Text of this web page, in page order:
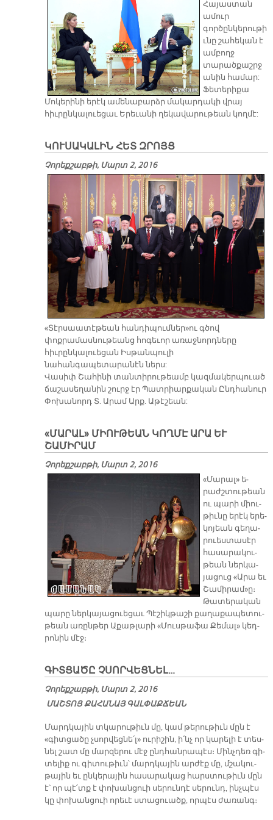
Հայաստան
ամուր
գործընկերութի
ւնը շահեկան է
ամբողջ
տարածքաշրջ
անին համար:
Ֆետերիքա
Մոկերինի երէկ ամենաբարձր մակարդակի վրայ
հիւրընկալուեցաւ Երեւանի ղեկավարութեան կողմէ:
ԿՈՒՍԱԿԱԼԻՆ ՀԵՏ ԶՐՈՅՑ
Չորեքշաբթի, Մարտ 2, 2016
«Տէրսաատէթեան հանդիպումներ»ու գծով
փոքրամասնութեանց հոգեւոր առաջնորդները
հիւրընկալուեցան Իսթանպուլի
նահանգապետարանէն ներս:
Վասիփ Շահինի տանտիրութեամբ կազմակերպուած
ճաշասեղանին շուրջ էր Պատրիարքական Ընդհանուր
Փոխանորդ Տ. Արամ Արք. Աթէշեան:
«ՄԱՐԱԼ» ՄԻՈՒԹԵԱՆ ԿՈՂՄԷ ԱՐԱ ԵՒ
ՇԱՄԻՐԱՄ
Չորեքշաբթի, Մարտ 2, 2016
«Մա­րալ» ե­
րաժշ­տու­թեան
ու պա­րի միու­
թիւ­նը ե­րէկ ե­րե­
կո­յեան գե­ղա­
րուես­տա­սէր
հա­սա­րա­կու­
թեան ներ­կա­
յա­ցուց «Ա­րա եւ
Շա­մի­րամ»ը։
Թա­տե­րա­կան
պա­րը ներ­կա­յա­ցուե­ցաւ Պէ­շիկ­թա­շի քա­ղա­քա­պե­տու­
թեան ա­ռըն­թեր Ա­քաթ­լա­րի «Մուս­թա­ֆա Քե­մալ» կեդ­
րո­նին մէջ։
ԳԻՏՑԱԾԸ ՉՍՈՐՎԵՑՆԵԼ…
Չորեքշաբթի, Մարտ 2, 2016
ՄԱՇ­ՏՈՑ ՔԱ­ՀԱ­ՆԱՅ ԳԱԼ­ՓԱՔ­ՃԵԱՆ
Մարդ­կա­յին տկա­րու­թիւն մը, կամ թե­րու­թիւն մըն է
«գիտ­ցա­ծը չսոր­վեց­նե՛լ» ու­րի­շին, ի՛նչ որ կա­րե­լի է տես­
նել շատ մը մար­զե­րու մէջ ընդ­հան­րա­պէս։ Մինչ­դեռ գի­
տե­լիք ու գի­տու­թիւն՝ մարդ­կա­յին ար­ժէք մը, մշա­կու­
թա­յին եւ ըն­կե­րա­յին հա­սա­րա­կաց հարս­տու­թիւն մըն
է՝ որ պէ՛տք է փո­խան­ցուի սե­րուն­դէ սե­րունդ, ինչ­պէս
կը փո­խան­ցուի ո­րե­ւէ ստա­ցուածք, որ­պէս ժա­ռանգ։